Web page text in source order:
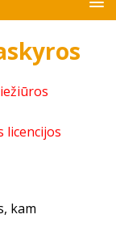
licencijos
kam